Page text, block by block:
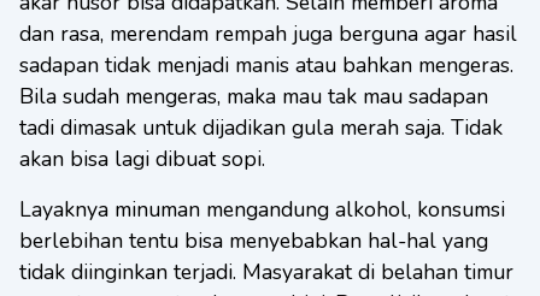
dan rasa, merendam rempah juga berguna agar hasil
sadapan tidak menjadi manis atau bahkan mengeras.
Bila sudah mengeras, maka mau tak mau sadapan
tadi dimasak untuk dijadikan gula merah saja. Tidak
akan bisa lagi dibuat sopi.
Layaknya minuman mengandung alkohol, konsumsi
berlebihan tentu bisa menyebabkan hal-hal yang
tidak diinginkan terjadi. Masyarakat di belahan timur